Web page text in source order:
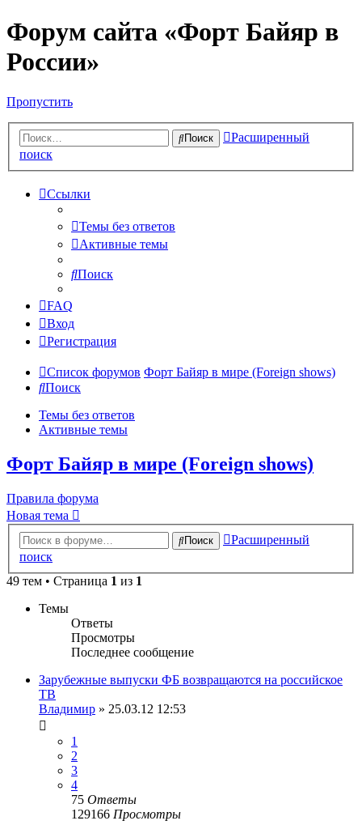
Форум сайта «Форт Байяр в
России»
Пропустить
Поиск
Расширенный
поиск
Ссылки
Темы без ответов
Активные темы
Поиск
FAQ
Вход
Регистрация
Список форумов Форт Байяр в мире (Foreign shows)
Поиск
Темы без ответов
Активные темы
Форт Байяр в мире (Foreign shows)
Правила форума
Новая тема
Поиск
Расширенный
поиск
49 тем • Страница 1 из 1
Темы
Ответы
Просмотры
Последнее сообщение
Зарубежные выпуски ФБ возвращаются на российское
ТВ
Владимир » 25.03.12 12:53
1
2
3
4
75 Ответы
129166 Просмотры